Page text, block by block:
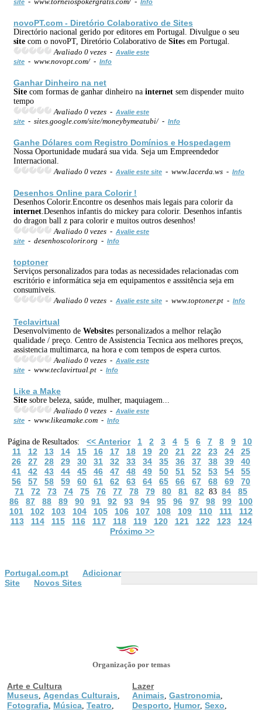
site
Info
novoPT.com - Diretório Colaborativo de Sites
Directório nacional gerido por editores em Portugal. Divulgue o seu
site com o novoPT, Diretório Colaborativo de Sites em Portugal.
Avaliado 0 vezes - Avalie este
site - www.novopt.com/ - Info
Ganhar Dinheiro na net
Site com formas de ganhar dinheiro na internet sem dispender muito
tempo
Avaliado 0 vezes - Avalie este
site - sites.google.com/site/moneybymeatubi/ - Info
Ganhe Dólares com Registro Domínios e Hospedagem
Nossa Oportunidade mudará sua vida. Seja um Empreendedor
Internacional.
Avaliado 0 vezes - Avalie este site - www.lacerda.ws - Info
Desenhos Online para Colorir !
Desenhos Colorir.Encontre os desenhos mais legais para colorir da
internet .Desenhos infantis do mickey para colorir. Desenhos infantis
do dragon ball z para colorir e muitos outros desenhos!
Avaliado 0 vezes - Avalie este
site - desenhoscolorir.org - Info
toptoner
Serviços personalizados para todas as necessidades relacionadas com
escritório e informática seja em equipamentos e asssitência seja em
consumiveis.
Avaliado 0 vezes - Avalie este site - www.toptoner.pt - Info
Teclavirtual
Desenvolvimento de Websites personalizados a melhor relação
qualidade / preço. Centro de Assistencia Tecnica aos melhores preços,
assistencia multimarca, na hora e com tempos de espera curtos.
Avaliado 0 vezes - Avalie este
site - www.teclavirtual.pt - Info
Like a Make
Site sobre beleza, saúde, mulher, maquiagem...
Avaliado 0 vezes - Avalie este
site - www.likeamake.com - Info
Página de Resultados: << Anterior 1 2 3 4 5 6 7 8 9
10
11
12 13 14 15 16 17 18 19 20 21 22 23 24
25
26
27 28 29 30 31 32 33 34 35 36 37 38 39
40
41
42 43 44 45 46 47 48 49 50 51 52 53 54
55
56
57 58 59 60 61 62 63 64 65 66 67 68 69
70
71
72 73 74 75 76 77 78 79 80 81 82 83 84
85
86
87 88 89 90 91 92 93 94 95 96 97 98 99
100
101
102 103 104 105 106 107 108 109 110 111
112
113
114 115 116 117 118 119 120 121 122 123
124
Próximo >>
Portugal.com.pt
Adicionar
Site
Novos Sites
Organização por temas
Arte e Cultura
Museus
Agendas Culturais
Fotografia Música Teatro
Lazer
Animais Gastronomia
Desporto Humor, Sexo